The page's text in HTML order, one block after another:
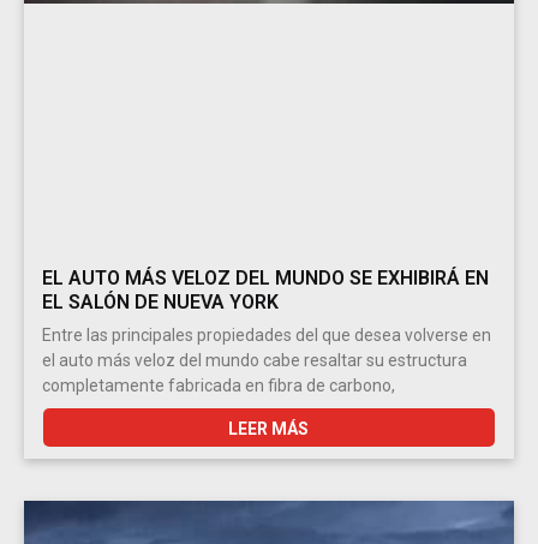
EL AUTO MÁS VELOZ DEL MUNDO SE EXHIBIRÁ EN
EL SALÓN DE NUEVA YORK
Entre las principales propiedades del que desea volverse en
el auto más veloz del mundo cabe resaltar su estructura
completamente fabricada en fibra de carbono,
LEER MÁS